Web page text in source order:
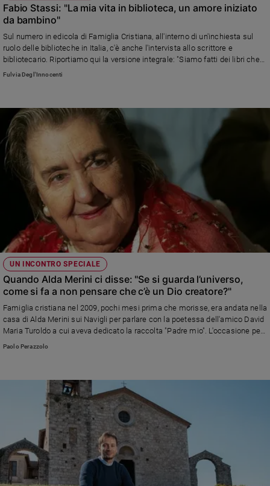
Fabio Stassi: "La mia vita in biblioteca, un amore iniziato
da bambino"
Sul numero in edicola di Famiglia Cristiana, all'interno di un'inchiesta sul
ruolo delle biblioteche in Italia, c'è anche l'intervista allo scrittore e
bibliotecario. Riportiamo qui la versione integrale: "Siamo fatti dei libri che
abbiamo letto", racconta
Fulvia Degl'Innocenti
UN INCONTRO SPECIALE
Quando Alda Merini ci disse: "Se si guarda l’universo,
come si fa a non pensare che c’è un Dio creatore?"
Famiglia cristiana nel 2009, pochi mesi prima che morisse, era andata nella
casa di Alda Merini sui Navigli per parlare con la poetessa dell'amico David
Maria Turoldo a cui aveva dedicato la raccolta "Padre mio". L'occasione per
raccontarci aneddoti della sua vita e riflessioni preziose sulla malattia, la
Paolo Perazzolo